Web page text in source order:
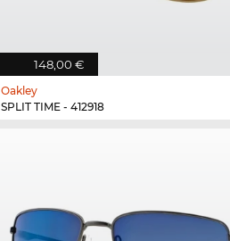
148,00 €
Oakley
SPLIT TIME - 412918